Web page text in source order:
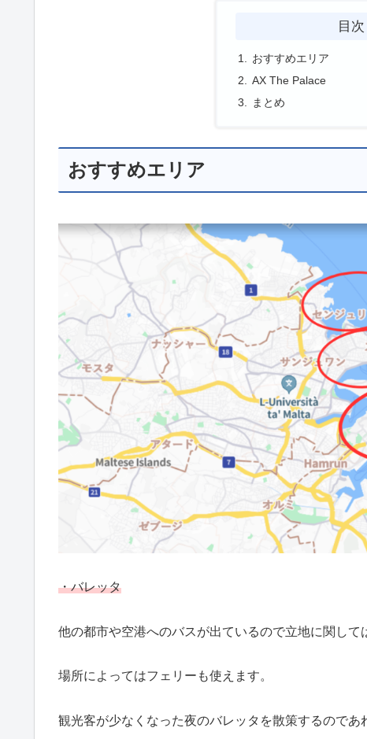
目次
おすすめエリア
AX The Palace
まとめ
おすすめエリア
・バレッタ
他の都市や空港へのバスが出ているので立地に関して
場所によってはフェリーも使えます。
観光客が少なくなった夜のバレッタを散策するのであ